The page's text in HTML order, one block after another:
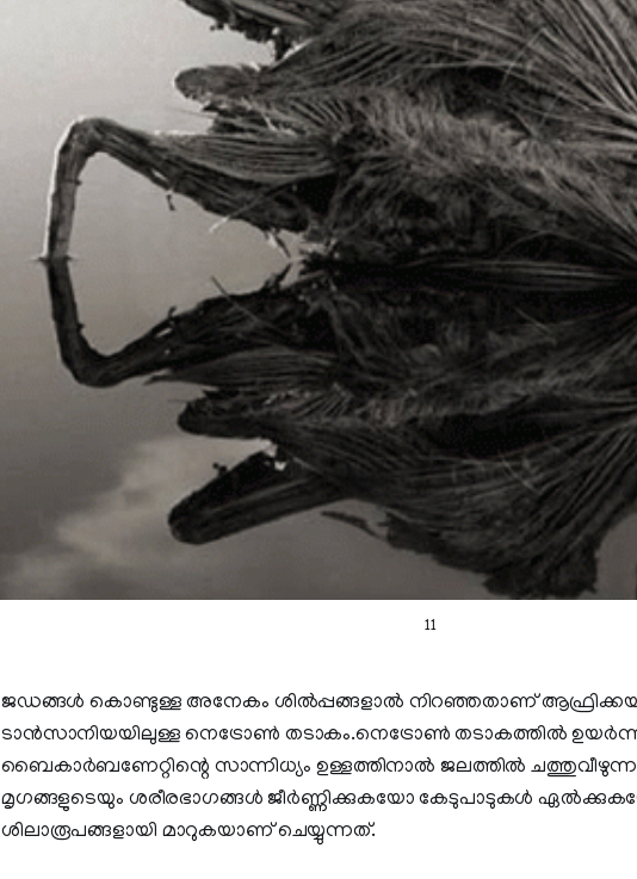
11
ജഡങ്ങള്‍ കൊണ്ടുള്ള അനേകം ശില്‍പ്പങ്ങളാല്‍ നിറഞ്ഞതാണ്‌
ടാന്‍സാനിയയിലുള്ള നെട്രോണ്‍ തടാകം.നെട്രോണ്‍ തടാകത്തില്‍
ബൈകാര്‍ബണേറ്റിന്റെ സാന്നിധ്യം ഉള്ളത്തിനാല്‍ ജലത്തില്‍
മൃഗങ്ങളുടെയും ശരീരഭാഗങ്ങള്‍ ജീര്‍ണ്ണിക്കുകയോ കേടുപാടുകള്‍
ശിലാരൂപങ്ങളായി മാറുകയാണ് ചെയ്യുന്നത്.